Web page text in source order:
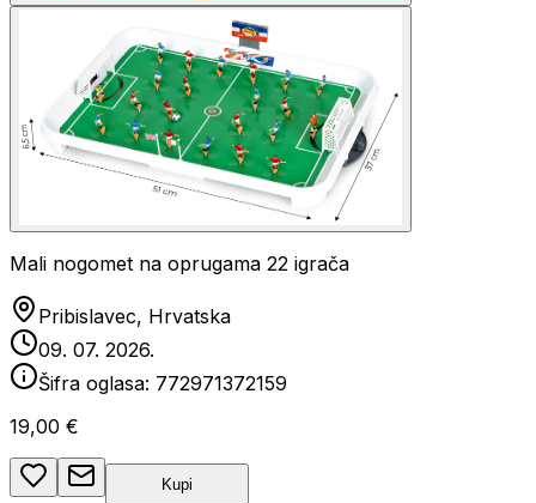
Mali nogomet na oprugama 22 igrača
Pribislavec, Hrvatska
09. 07. 2026.
Šifra oglasa: 772971372159
19,00 €
Kupi